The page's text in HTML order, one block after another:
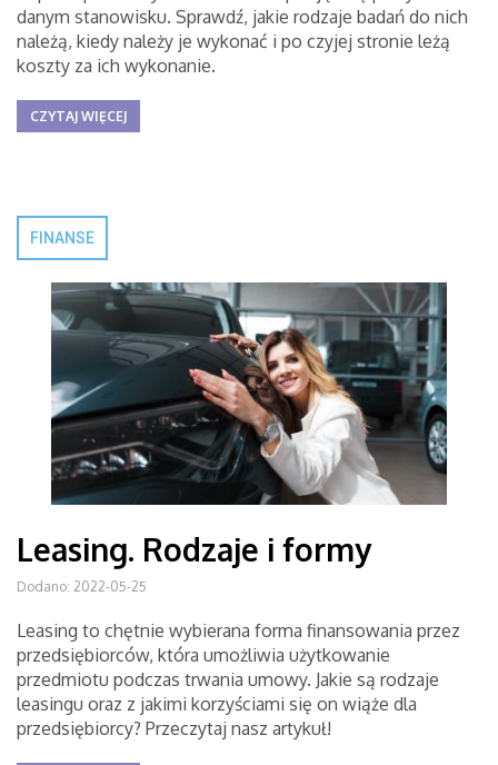
danym stanowisku. Sprawdź, jakie rodzaje badań do nich
należą, kiedy należy je wykonać i po czyjej stronie leżą
koszty za ich wykonanie.
CZYTAJ WIĘCEJ
FINANSE
Leasing. Rodzaje i formy
Dodano: 2022-05-25
Leasing to chętnie wybierana forma finansowania przez
przedsiębiorców, która umożliwia użytkowanie
przedmiotu podczas trwania umowy. Jakie są rodzaje
leasingu oraz z jakimi korzyściami się on wiąże dla
przedsiębiorcy? Przeczytaj nasz artykuł!